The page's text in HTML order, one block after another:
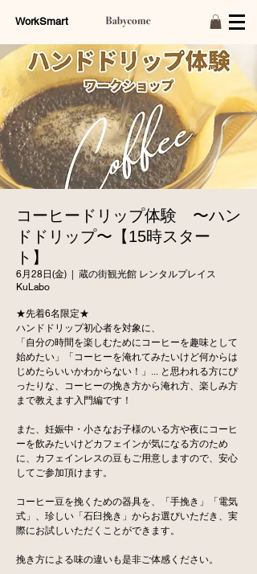
WorkSmart
コーヒードリップ体験 〜ハン
ドドリップ〜【15時スター
ト】
6月28日(金)
  |
蔵の街観光館 レンタルプレイス
KuLabo
★先着6名限定★
ハンドドリップ初心者を対象に、
「自分の時間を楽しむためにコーヒーを趣味として
始めたい」「コーヒーを淹れてみたいけど何からは
じめたらいいかわからない！」... と思われる方にぴ
ったりな、コーヒーの挽き方から淹れ方、楽しみ方
まで教えます入門編です！
また、妊娠中・小さなお子様のいる方や夜にコーヒ
ーを飲みたいけどカフェインが気になる方のため
に、カフェインレスの豆もご用意しますので、安心
してご参加頂けます。
コーヒー豆を挽くための器具を、「手挽き」「電気
式」、珍しい「石臼挽き」からお選びいただき、実
際にお試しいただくことができます。
挽き方による味の違いも是非ご体感ください。